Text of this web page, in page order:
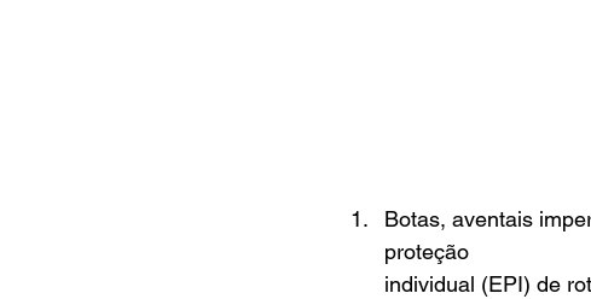
Botas, aventais
proteção
individual (EPI) de